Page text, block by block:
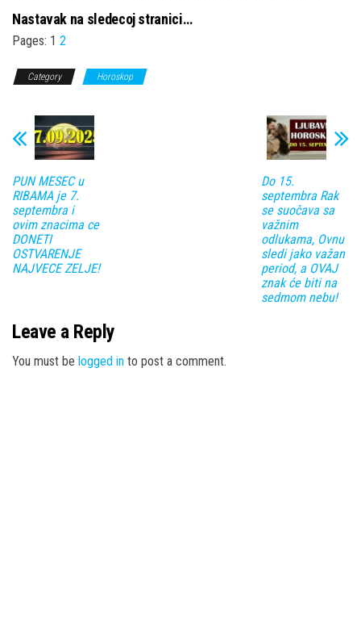
Nastavak na sledecoj stranici…
Pages: 1 2
Category Horoskop
PUN MESEC u
RIBAMA je 7.
septembra i
ovim znacima ce
DONETI
OSTVARENJE
NAJVECE ZELJE!
Do 15.
septembra Rak
se suočava sa
važnim
odlukama, Ovnu
sledi jako važan
period, a OVAJ
znak će biti na
sedmom nebu!
Leave a Reply
You must be logged in to post a comment.